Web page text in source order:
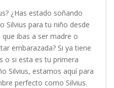
¿Has estado soñando
Silvius para tu niño desde
ibas a ser madre o
embarazada? Si ya tiene
o si esta es tu primera
Silvius, estamos aquí para
perfecto como Silvius.